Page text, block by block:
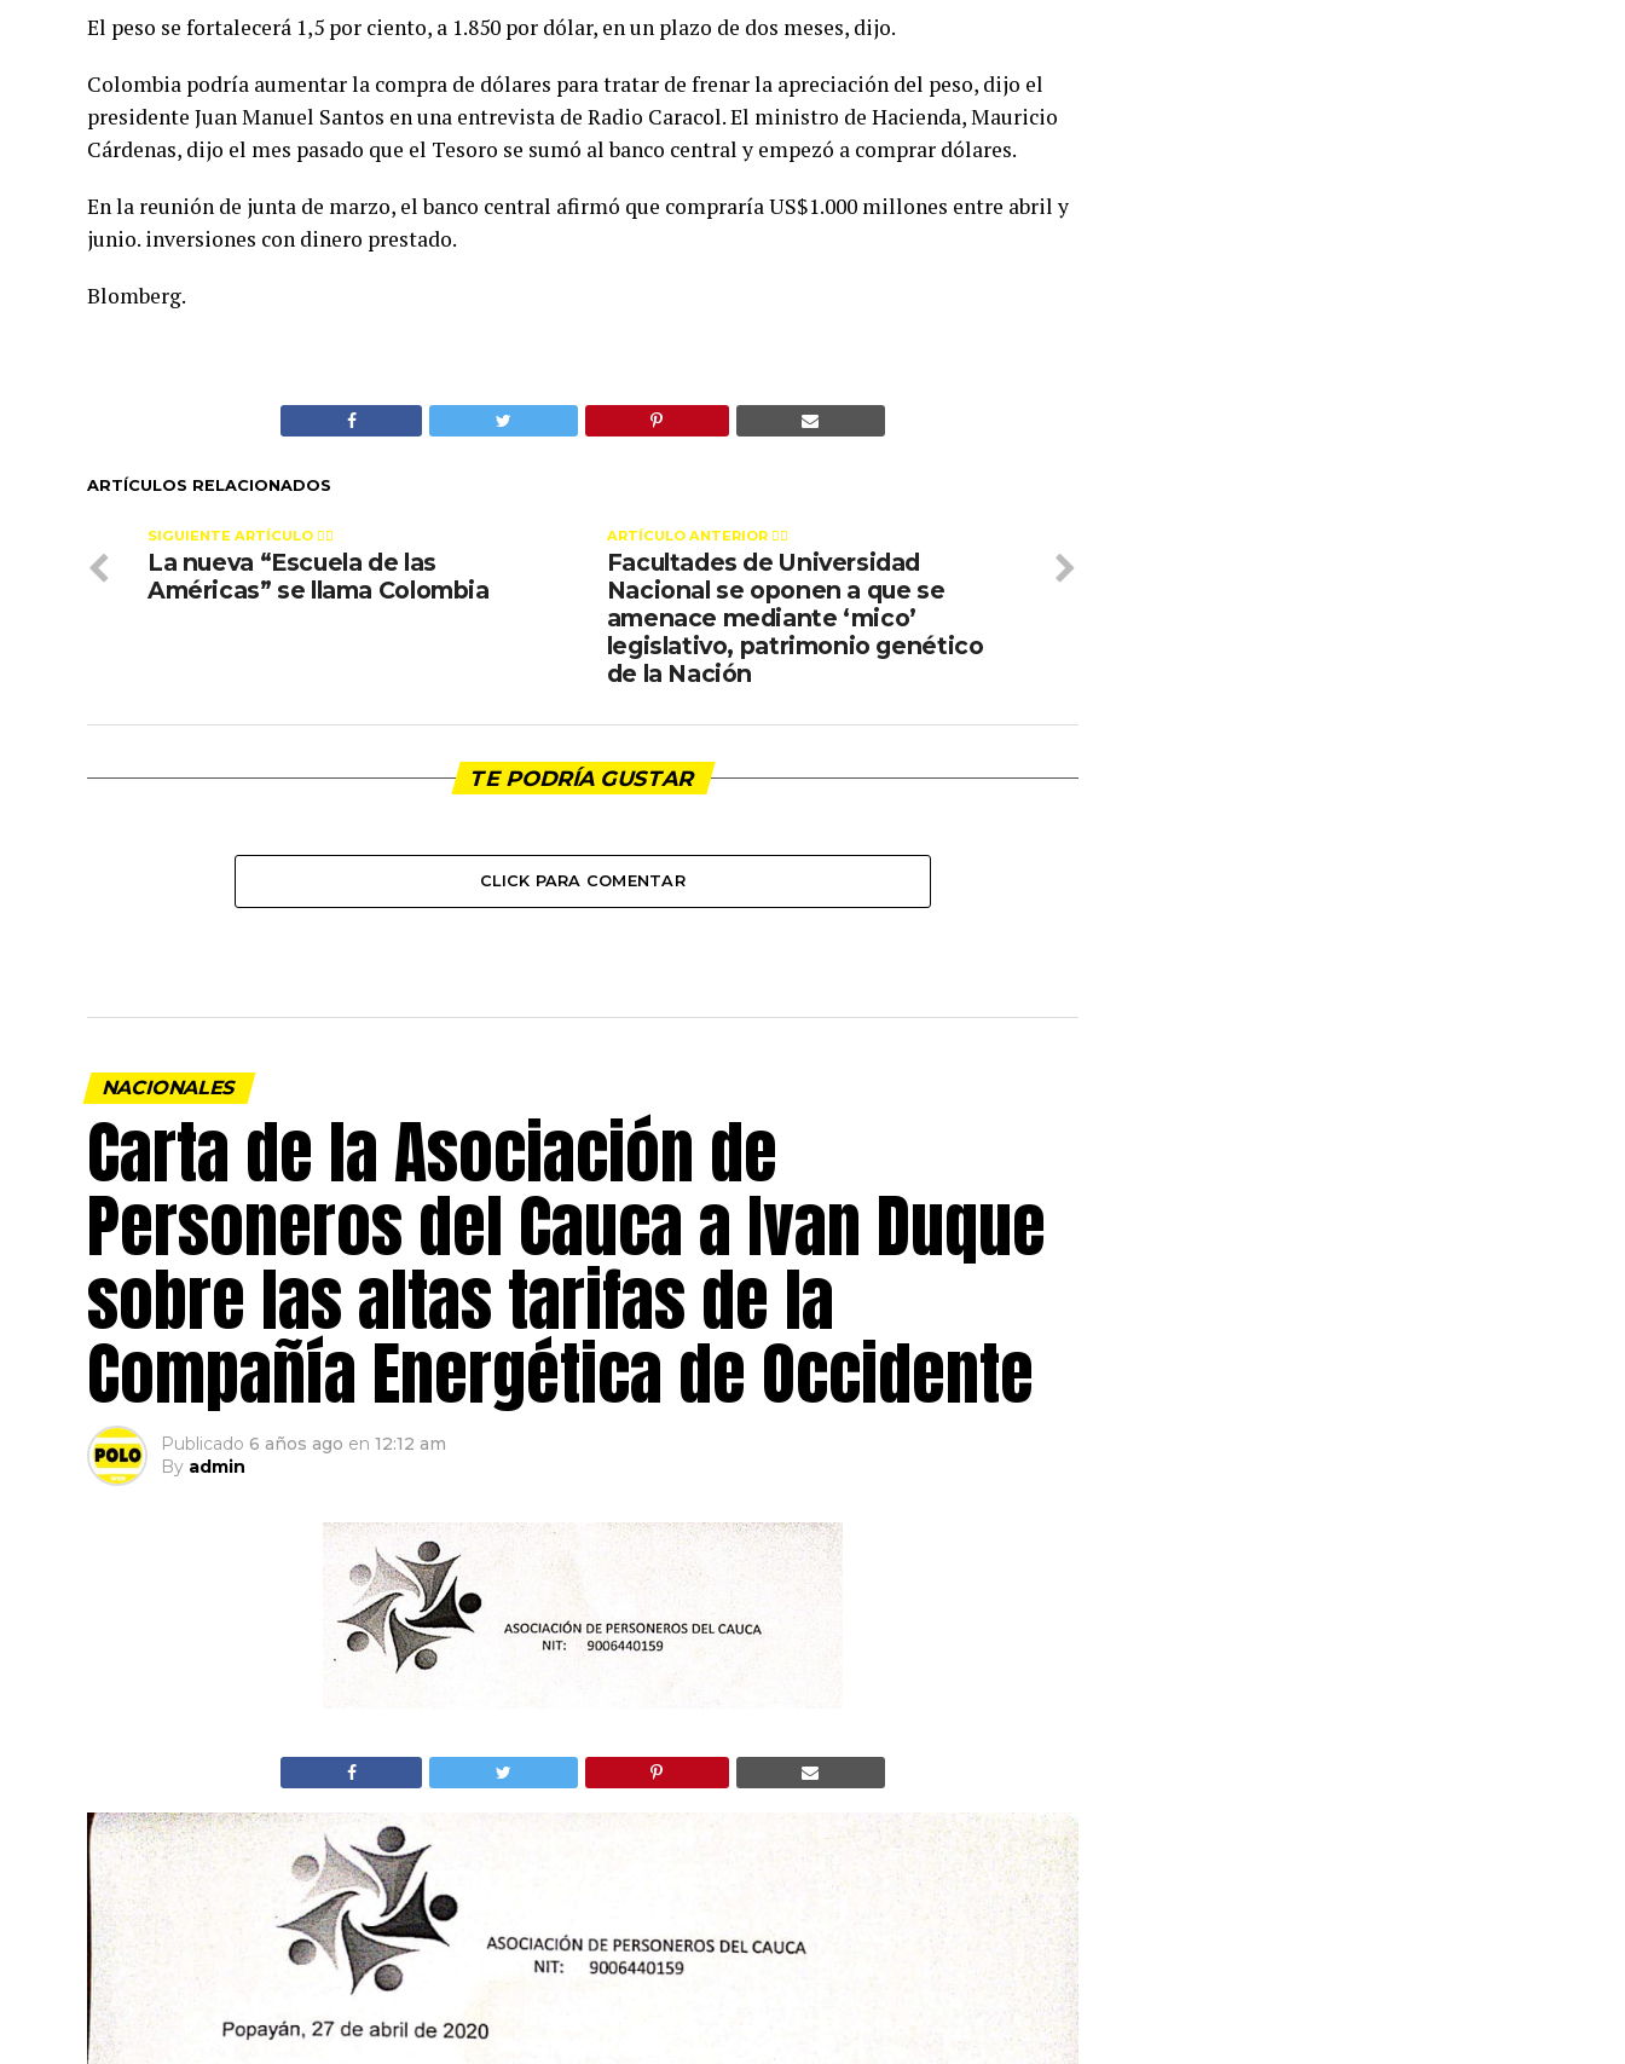
El peso se fortalecerá 1,5 por ciento, a 1.850 por dólar, en un plazo de dos meses, dijo.
Colombia podría aumentar la compra de dólares para tratar de frenar la apreciación del peso, dijo el
presidente Juan Manuel Santos en una entrevista de Radio Caracol. El ministro de Hacienda, Mauricio
Cárdenas, dijo el mes pasado que el Tesoro se sumó al banco central y empezó a comprar dólares.
En la reunión de junta de marzo, el banco central afirmó que compraría US$1.000 millones entre abril y
junio. inversiones con dinero prestado.
Blomberg.
ARTÍCULOS RELACIONADOS
ARTÍCULO ANTERIOR 👉🏻
Facultades de Universidad
Nacional se oponen a que se
amenace mediante ‘mico’
legislativo, patrimonio genético
de la Nación
SIGUIENTE ARTÍCULO 👈🏻
La nueva “Escuela de las
Américas” se llama Colombia
TE PODRÍA GUSTAR
CLICK PARA COMENTAR
NACIONALES
Carta de la Asociación de
Personeros del Cauca a Ivan Duque
sobre las altas tarifas de la
Compañía Energética de Occidente
Publicado 6 años ago en 12:12 am
By admin